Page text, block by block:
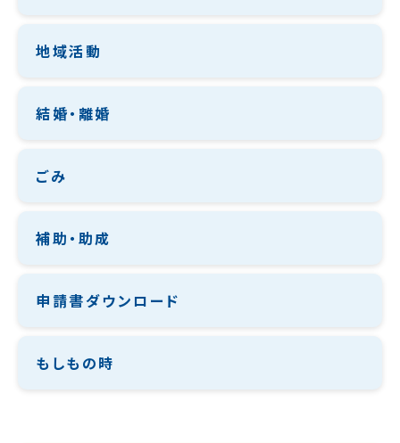
地域活動
結婚・離婚
ごみ
補助・助成
申請書ダウンロード
もしもの時